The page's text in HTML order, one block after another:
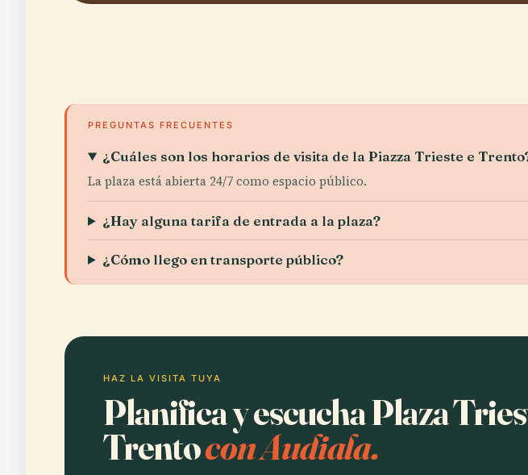
PREGUNTAS FRECUENTES
¿Cuáles son los horarios de visita de la Piazza Trieste e
La plaza está abierta 24/7 como espacio público.
¿Hay alguna tarifa de entrada a la plaza?
¿Cómo llego en transporte público?
HAZ LA VISITA TUYA
Planifica y escucha Plaza
Trentocon Audiala.